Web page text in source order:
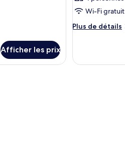
Afficher les prix
Wi-Fi gratuit
Plus de détails
Plus
Chambre